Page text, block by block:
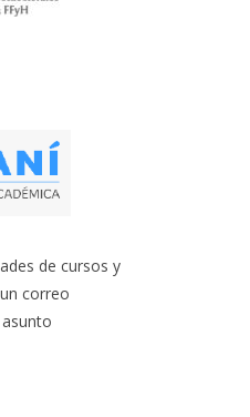
de cursos y
correo